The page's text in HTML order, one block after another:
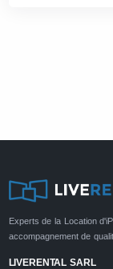
Experts de la Location
accompagnement de
LIVERENTAL SARL